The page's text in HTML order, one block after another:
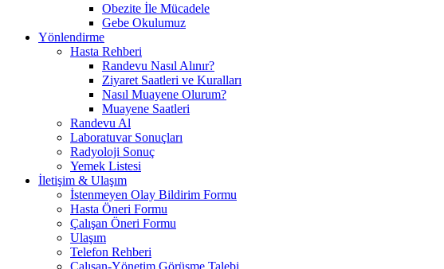
Obezite İle Mücadele
Gebe Okulumuz
Yönlendirme
Hasta Rehberi
Randevu Nasıl Alınır?
Ziyaret Saatleri ve Kuralları
Nasıl Muayene Olurum?
Muayene Saatleri
Randevu Al
Laboratuvar Sonuçları
Radyoloji Sonuç
Yemek Listesi
İletişim & Ulaşım
İstenmeyen Olay Bildirim Formu
Hasta Öneri Formu
Çalışan Öneri Formu
Ulaşım
Telefon Rehberi
Çalışan-Yönetim Görüşme Talebi